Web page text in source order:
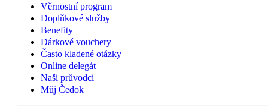
Věrnostní program
Doplňkové služby
Benefity
Dárkové vouchery
Často kladené otázky
Online delegát
Naši průvodci
Můj Čedok